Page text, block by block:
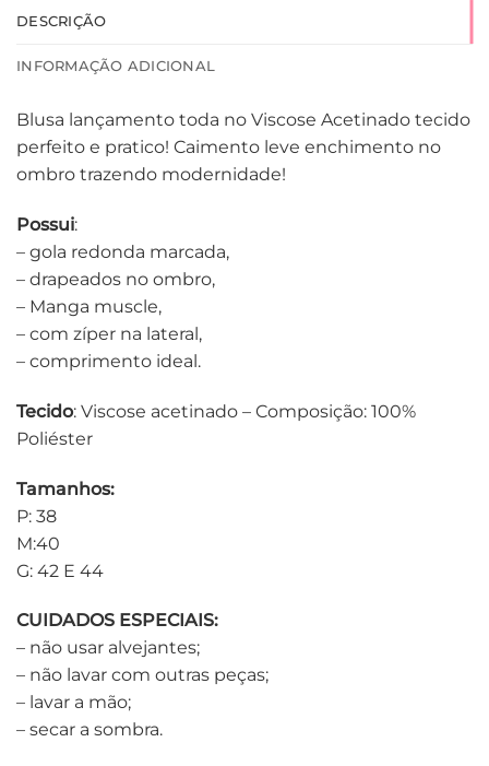
DESCRIÇÃO
INFORMAÇÃO ADICIONAL
Blusa lançamento toda no Viscose Acetinado tecido
perfeito e pratico! Caimento leve enchimento no
ombro trazendo modernidade!
Possui:
– gola redonda marcada,
– drapeados no ombro,
– Manga muscle,
– com zíper na lateral,
– comprimento ideal.
Tecido: Viscose acetinado – Composição: 100%
Poliéster
Tamanhos:
P: 38
M:40
G: 42 E 44
CUIDADOS ESPECIAIS:
– não usar alvejantes;
– não lavar com outras peças;
– lavar a mão;
– secar a sombra.